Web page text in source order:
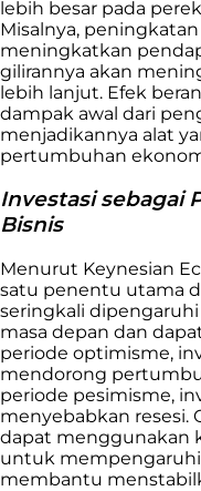
lebih besar pada
Misalnya,
meningkatkan
gilirannya akan
lebih lanjut. Efek
dampak awal dari
menjadikannya alat
pertumbuhan
Investasi sebagai
Bisnis
Menurut Keynesian
satu penentu utama
seringkali
masa depan dan
periode optimisme,
mendorong
periode pesimisme,
menyebabkan resesi.
dapat menggunakan
untuk
membantu